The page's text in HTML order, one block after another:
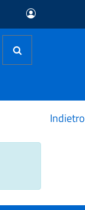
Indietro